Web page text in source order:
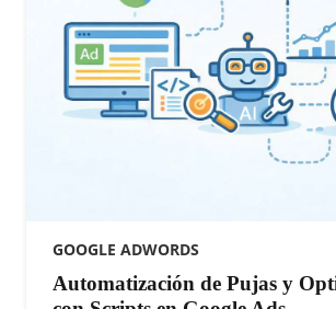
GOOGLE ADWORDS
Automatización de Pujas y